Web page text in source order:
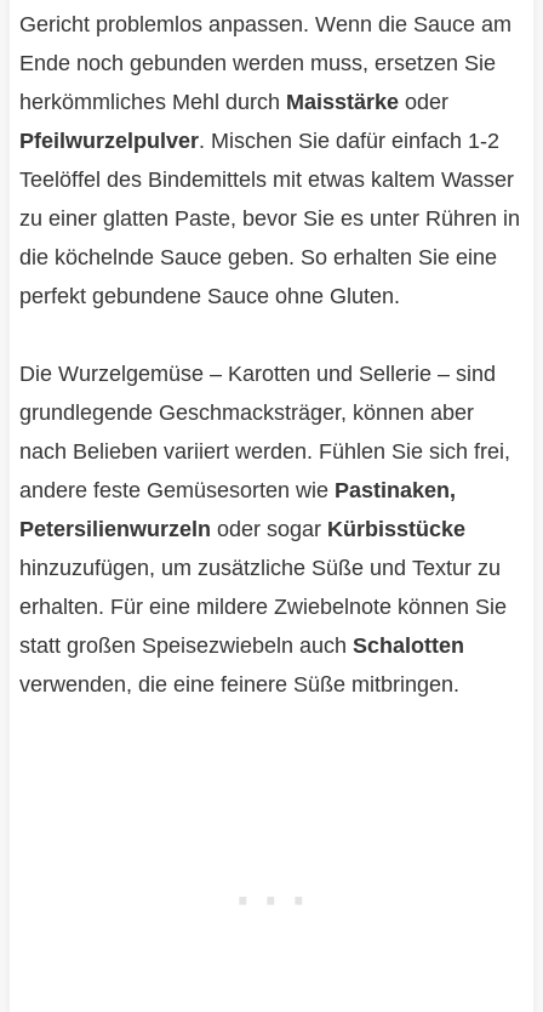
Gericht problemlos anpassen. Wenn die Sauce am
Ende noch gebunden werden muss, ersetzen Sie
herkömmliches Mehl durch Maisstärkeoder
Pfeilwurzelpulver. Mischen Sie dafür einfach 1-2
Teelöffel des Bindemittels mit etwas kaltem Wasser
zu einer glatten Paste, bevor Sie es unter Rühren in
die köchelnde Sauce geben. So erhalten Sie eine
perfekt gebundene Sauce ohne Gluten.
Die Wurzelgemüse – Karotten und Sellerie – sind
grundlegende Geschmacksträger, können aber
nach Belieben variiert werden. Fühlen Sie sich frei,
andere feste Gemüsesorten wie Pastinaken,
Petersilienwurzeln oder sogar Kürbisstücke
hinzuzufügen, um zusätzliche Süße und Textur zu
erhalten. Für eine mildere Zwiebelnote können Sie
statt großen Speisezwiebeln auch Schalotten
verwenden, die eine feinere Süße mitbringen.